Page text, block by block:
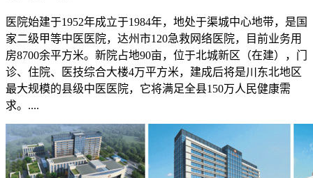
医院始建于1952年成立于1984年，地处于渠城中心地带，是国
家二级甲等中医医院，达州市120急救网络医院，目前业务用
房8700余平方米。新院占地90亩，位于北城新区（在建），门
诊、住院、医技综合大楼4万平方米，建成后将是川东北地区
最大规模的县级中医医院，它将满足全县150万人民健康需
求。....